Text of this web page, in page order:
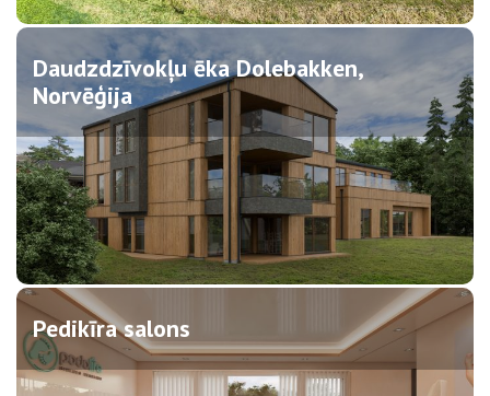
Daudzdzīvokļu ēka Dolebakken,
Norvēģija
Pedikīra salons